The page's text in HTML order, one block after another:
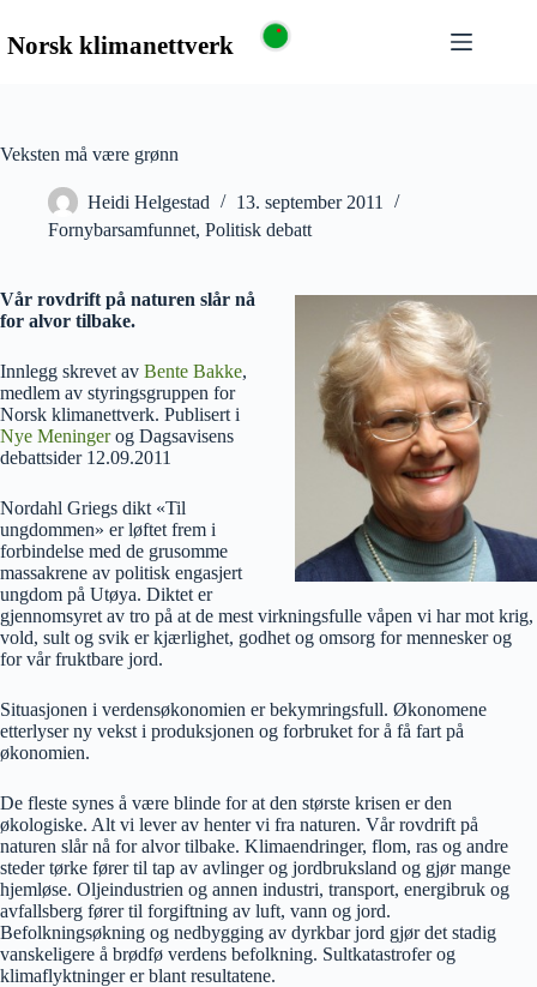
Veksten må være grønn
Heidi Helgestad
13. september 2011
Fornybarsamfunnet, Politisk debatt
Vår rovdrift på naturen slår nå
for alvor tilbake.
Innlegg skrevet av Bente Bakke,
medlem av styringsgruppen for
Norsk klimanettverk. Publisert i
Nye Meningerog Dagsavisens
debattsider 12.09.2011
Nordahl Griegs dikt «Til
ungdommen» er løftet frem i
forbindelse med de grusomme
massakrene av politisk engasjert
ungdom på Utøya. Diktet er
gjennomsyret av tro på at de mest virkningsfulle våpen vi har mot krig,
vold, sult og svik er kjærlighet, godhet og omsorg for mennesker og
for vår fruktbare jord.
Situasjonen i verdensøkonomien er bekymringsfull. Økonomene
etterlyser ny vekst i produksjonen og forbruket for å få fart på
økonomien.
De fleste synes å være blinde for at den største krisen er den
økologiske. Alt vi lever av henter vi fra naturen. Vår rovdrift på
naturen slår nå for alvor tilbake. Klimaendringer, flom, ras og andre
steder tørke fører til tap av avlinger og jordbruksland og gjør mange
hjemløse. Oljeindustrien og annen industri, transport, energibruk og
avfallsberg fører til forgiftning av luft, vann og jord.
Befolkningsøkning og nedbygging av dyrkbar jord gjør det stadig
vanskeligere å brødfø verdens befolkning. Sultkatastrofer og
klimaflyktninger er blant resultatene.